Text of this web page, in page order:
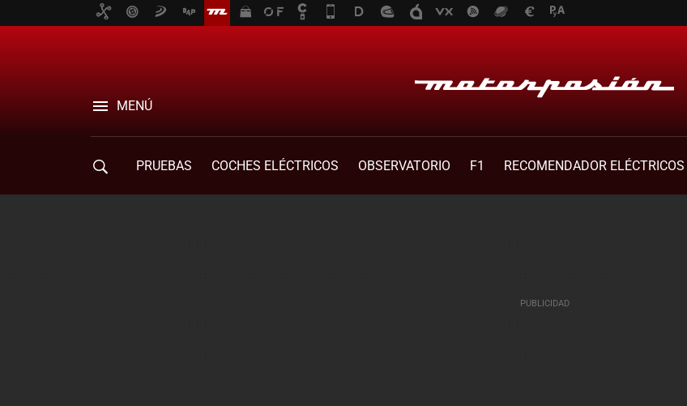
MENÚ
PRUEBAS COCHES ELÉCTRICOS OBSERVATORIO F1
RECOMENDADOR ELÉCTRICOS